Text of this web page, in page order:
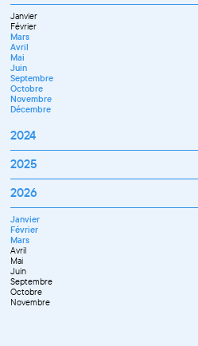
Mars
Avril
Mai
Juin
Juillet
Septembre
Octobre
Novembre
Décembre
Janvier
Février
Mars
Avril
Mai
Juin
Septembre
Octobre
Novembre
Décembre
2024
Janvier
Mars
Avril
Juin
Juillet
Septembre
Novembre
Décembre
2025
Janvier
Mars
Avril
Mai
Juin
Juillet
Septembre
Octobre
Novembre
Décembre
2026
Janvier
Février
Mars
Avril
Mai
Juin
Septembre
Octobre
Novembre